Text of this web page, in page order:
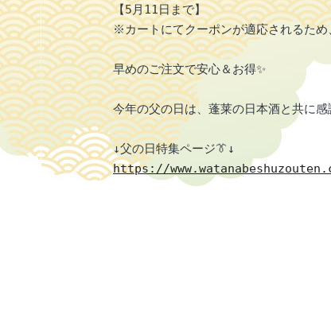
【5月11日まで】
※カートにてクーポンが適応されるため
早めのご注文で安心＆お得✨
今年の父の日は、蓬莱の日本酒と共に感
https://